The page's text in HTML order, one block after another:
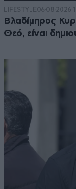
LIFESTYLE06·08·2026
Βλαδίμηρος
Θεό, είναι